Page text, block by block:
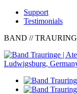
Support
Testimonials
BAND // TRAURING